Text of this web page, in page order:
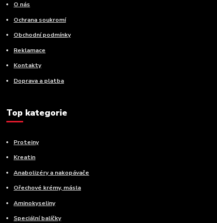
O nás
Ochrana soukromí
Obchodní podmínky
Reklamace
Kontakty
Doprava a platba
Top kategorie
Proteiny
Kreatin
Anabolizéry a nakopávače
Ořechové krémy, másla
Aminokyseliny
Speciální balíčky